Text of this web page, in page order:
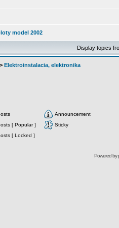
model 2002
Display topics
Elektroinstalacia, elektronika
Announcement
[ Popular ]
Sticky
[ Locked ]
Powered by